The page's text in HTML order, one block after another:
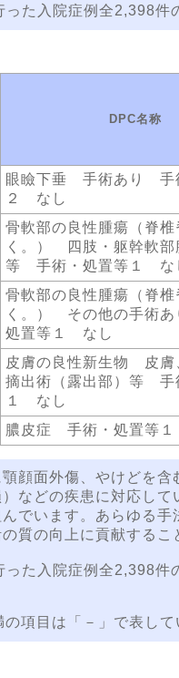
った入院症例全2,398件
DPC名称
眼瞼下垂 手術あり 手
２ なし
骨軟部の良性腫瘍（脊椎
く。） 四肢・躯幹軟部
等 手術・処置等１ な
骨軟部の良性腫瘍（脊椎
く。） その他の手術
処置等１ なし
皮膚の良性新生物 皮膚
摘出術（露出部）等 手
１ なし
膿皮症 手術・処置等
顔面外傷、やけどを
などの疾患に対応し
でいます。あらゆる
質の向上に貢献するこ
った入院症例全2,398件
項目は「－」で表して